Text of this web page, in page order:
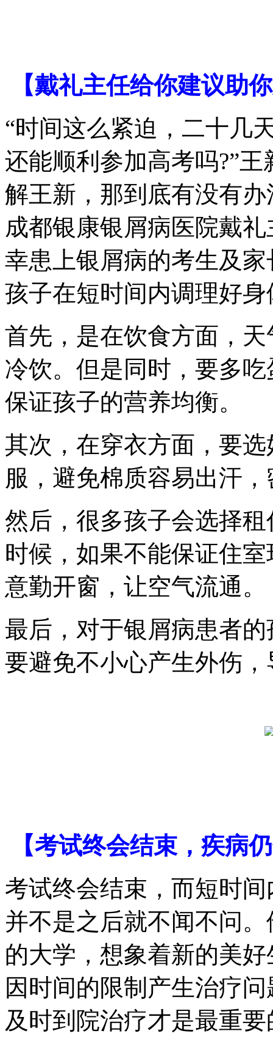
【戴礼主任给你建议助
“时间这么紧迫，二十几
还能顺利参加高考吗?”
解王新，那到底有没有
成都银康银屑病医院戴
幸患上银屑病的考生及
孩子在短时间内调理好
首先，是在饮食方面，
冷饮。但是同时，要多
保证孩子的营养均衡。
其次，在穿衣方面，要
服，避免棉质容易出汗
然后，很多孩子会选择
时候，如果不能保证住
意勤开窗，让空气流通。
最后，对于银屑病患者
要避免不小心产生外伤
【考试终会结束，疾病
考试终会结束，而短时
并不是之后就不闻不问
的大学，想象着新的美
因时间的限制产生治疗
及时到院治疗才是最重